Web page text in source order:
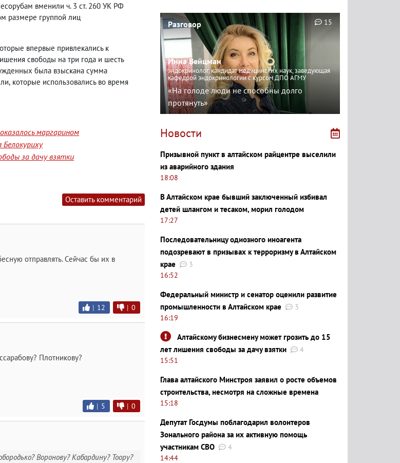
вменили ч. 3 ст. 260 УК РФ
размере группой лиц
впервые привлекались к
свободы на три года и шесть
была взыскана сумма
, которые использовались во время
маргарином
за дачу взятки
Оставить комментарий
отправлять. Сейчас бы их в
| 12 | 0
Плотникову?
| 5 | 0
Воронову? Кабардину? Тоору?
Разговор
Инна Вейцман
эндокринолог, кандидат медицинских наук, заведующая
кафедрой эндокринологии с курсом ДПО АГМУ
«На голоде люди не способны долго
протянуть»
15
Новости
Призывной пункт в алтайском райцентре выселили
из аварийного здания
18:08
В Алтайском крае бывший заключенный избивал
детей шлангом и тесаком, морил голодом
17:27
Последовательницу одиозного иноагента
подозревают в призывах к терроризму в Алтайском
крае
3
16:52
Федеральный министр и сенатор оценили развитие
промышленности в Алтайском крае
3
16:19
Алтайскому бизнесмену может грозить до 15
лет лишения свободы за дачу взятки
4
15:51
Глава алтайского Минстроя заявил о росте объемов
строительства, несмотря на сложные времена
15:18
Депутат Госдумы поблагодарил волонтеров
Зонального района за их активную помощь
участникам СВО
4
14:44